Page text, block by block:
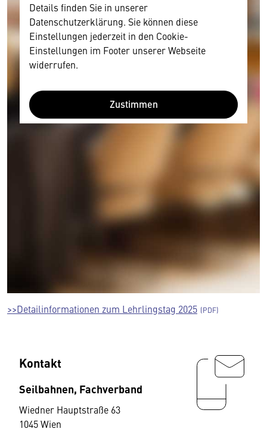
Details finden Sie in unserer
Datenschutzerklärung. Sie können diese
Einstellungen jederzeit in den Cookie-
Einstellungen im Footer unserer Webseite
widerrufen.
Zustimmen
>>Detailinformationen zum Lehrlingstag 2025
Kontakt
Seilbahnen, Fachverband
Wiedner Hauptstraße 63
1045 Wien